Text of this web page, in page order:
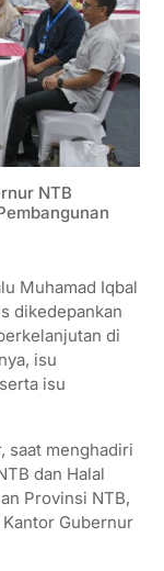
NTB
Muhamad Iqbal
dikedepankan
di
isu
isu
saat menghadiri
dan Halal
Provinsi NTB,
Gubernur